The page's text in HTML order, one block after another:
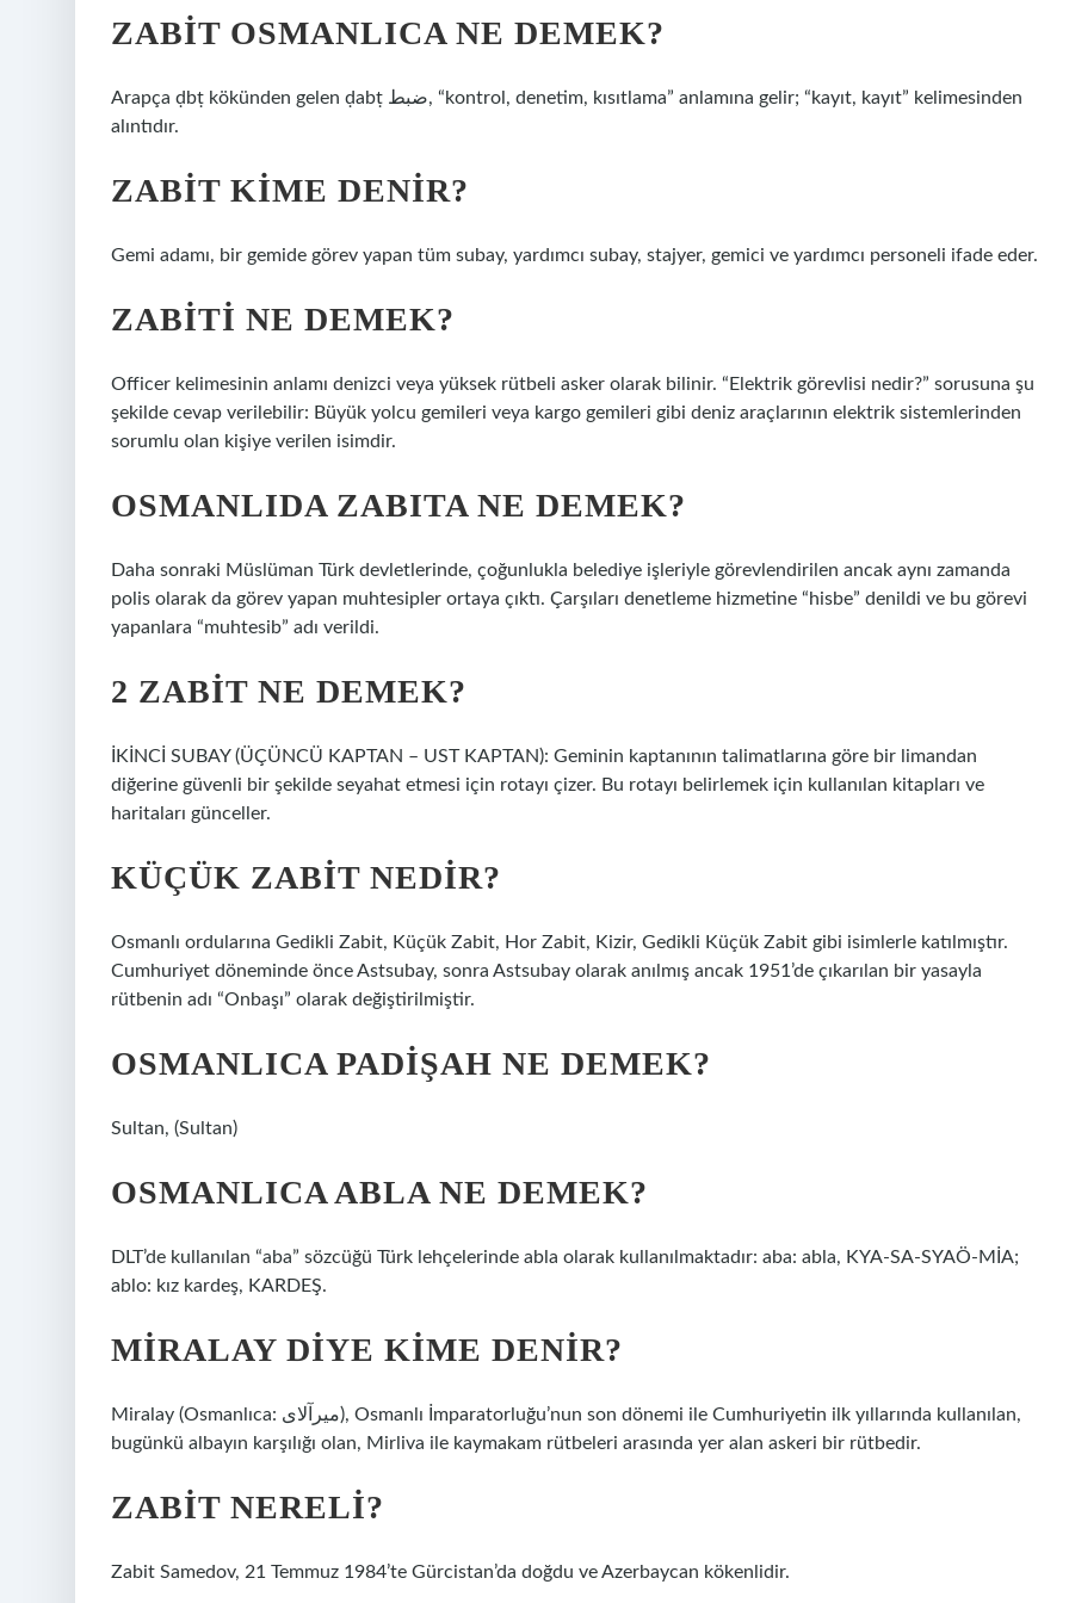
ZABIT OSMANLICA NE DEMEK?
Arapça ḍbṭ kökünden gelen ḍabṭ ضبط, “kontrol, denetim, kısıtlama” anlamına gelir; “kayıt, kayıt” kelimesinden
alıntıdır.
ZABIT KIME DENIR?
Gemi adamı, bir gemide görev yapan tüm subay, yardımcı subay, stajyer, gemici ve yardımcı personeli ifade eder.
ZABITI NE DEMEK?
Officer kelimesinin anlamı denizci veya yüksek rütbeli asker olarak bilinir. “Elektrik görevlisi nedir?” sorusuna şu
şekilde cevap verilebilir: Büyük yolcu gemileri veya kargo gemileri gibi deniz araçlarının elektrik sistemlerinden
sorumlu olan kişiye verilen isimdir.
OSMANLIDA ZABITA NE DEMEK?
Daha sonraki Müslüman Türk devletlerinde, çoğunlukla belediye işleriyle görevlendirilen ancak aynı zamanda
polis olarak da görev yapan muhtesipler ortaya çıktı. Çarşıları denetleme hizmetine “hisbe” denildi ve bu görevi
yapanlara “muhtesib” adı verildi.
2 ZABIT NE DEMEK?
İKİNCİ SUBAY (ÜÇÜNCÜ KAPTAN – UST KAPTAN): Geminin kaptanının talimatlarına göre bir limandan
diğerine güvenli bir şekilde seyahat etmesi için rotayı çizer. Bu rotayı belirlemek için kullanılan kitapları ve
haritaları günceller.
KÜÇÜK ZABIT NEDIR?
Osmanlı ordularına Gedikli Zabit, Küçük Zabit, Hor Zabit, Kizir, Gedikli Küçük Zabit gibi isimlerle katılmıştır.
Cumhuriyet döneminde önce Astsubay, sonra Astsubay olarak anılmış ancak 1951’de çıkarılan bir yasayla
rütbenin adı “Onbaşı” olarak değiştirilmiştir.
OSMANLICA PADIŞAH NE DEMEK?
Sultan, (Sultan)
OSMANLICA ABLA NE DEMEK?
DLT’de kullanılan “aba” sözcüğü Türk lehçelerinde abla olarak kullanılmaktadır: aba: abla, KYA-SA-SYAÖ-MİA;
ablo: kız kardeş, KARDEŞ.
MIRALAY DIYE KIME DENIR?
Miralay (Osmanlıca: ميرآلای), Osmanlı İmparatorluğu’nun son dönemi ile Cumhuriyetin ilk yıllarında kullanılan,
bugünkü albayın karşılığı olan, Mirliva ile kaymakam rütbeleri arasında yer alan askeri bir rütbedir.
ZABIT NERELI?
Zabit Samedov, 21 Temmuz 1984’te Gürcistan’da doğdu ve Azerbaycan kökenlidir.